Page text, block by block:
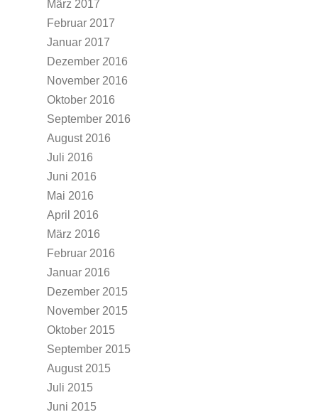
März 2017
Februar 2017
Januar 2017
Dezember 2016
November 2016
Oktober 2016
September 2016
August 2016
Juli 2016
Juni 2016
Mai 2016
April 2016
März 2016
Februar 2016
Januar 2016
Dezember 2015
November 2015
Oktober 2015
September 2015
August 2015
Juli 2015
Juni 2015